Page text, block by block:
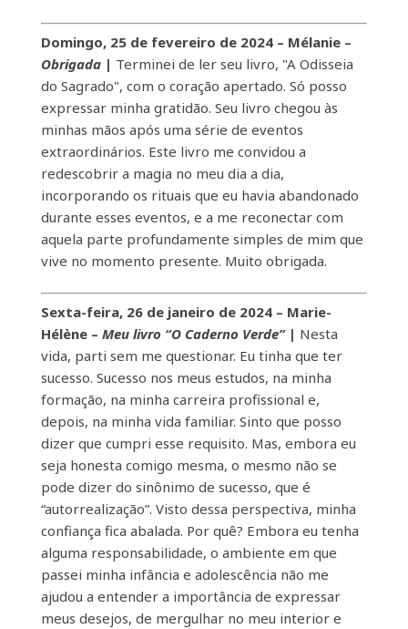
Domingo, 25 de fevereiro de 2024 – Mélanie –
Obrigada| Terminei de ler seu livro, "A Odisseia
do Sagrado", com o coração apertado. Só posso
expressar minha gratidão. Seu livro chegou às
minhas mãos após uma série de eventos
extraordinários. Este livro me convidou a
redescobrir a magia no meu dia a dia,
incorporando os rituais que eu havia abandonado
durante esses eventos, e a me reconectar com
aquela parte profundamente simples de mim que
vive no momento presente. Muito obrigada.
Sexta-feira, 26 de janeiro de 2024 – Marie-
Hélène – Meu livro “O Caderno Verde” | Nesta
vida, parti sem me questionar. Eu tinha que ter
sucesso. Sucesso nos meus estudos, na minha
formação, na minha carreira profissional e,
depois, na minha vida familiar. Sinto que posso
dizer que cumpri esse requisito. Mas, embora eu
seja honesta comigo mesma, o mesmo não se
pode dizer do sinônimo de sucesso, que é
“autorrealização”. Visto dessa perspectiva, minha
confiança fica abalada. Por quê? Embora eu tenha
alguma responsabilidade, o ambiente em que
passei minha infância e adolescência não me
ajudou a entender a importância de expressar
meus desejos, de mergulhar no meu interior e